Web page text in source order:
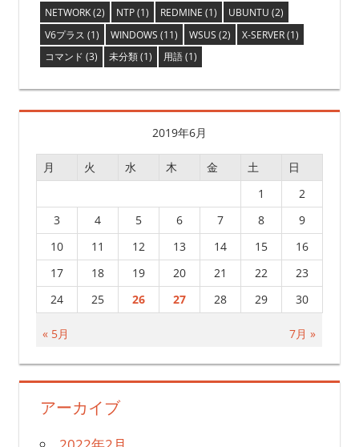
NETWORK(2) NTP(1) REDMINE (1) UBUNTU (2)
V6プラス (1) WINDOWS (11) WSUS (2) X-SERVER(1)
コマンド (3) 未分類(1) 用語(1)
2019年6月
月 火 水 木 金 土 日
« 5月 7月 »
1
2
3
4 5 6 7 8
9
10
11 12 13 14 15
16
17
18 19 20 21 22
23
24
25 26 27 28 29 30
アーカイブ